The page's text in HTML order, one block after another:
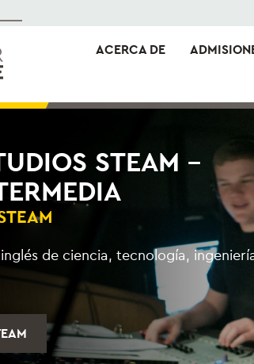
ACERCA DE
STEAM –
inglés de ciencia, tecnología,